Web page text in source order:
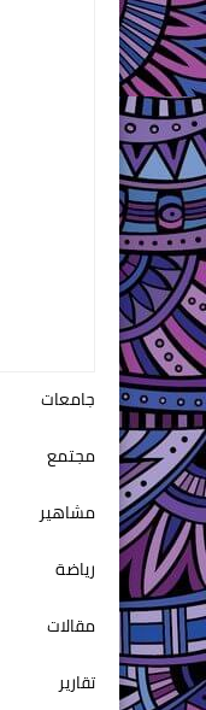
جامعات
مجتمع
مشاهير
رياضة
مقالات
تقارير